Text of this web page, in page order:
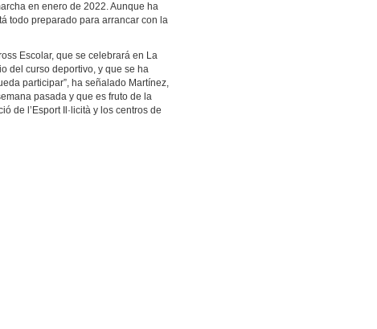
en enero de 2022. Aunque ha
todo preparado para arrancar con la
Escolar, que se celebrará en La
del curso deportivo, y que se ha
participar”, ha señalado Martínez,
pasada y que es fruto de la
de l’Esport Il·licità y los centros de